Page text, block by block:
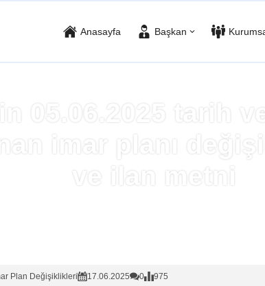
Anasayfa Başkan
05.06.2025 tarih ve
imar planı
ve ilan metni
Plan Değişiklikleri 17.06.2025 0 975